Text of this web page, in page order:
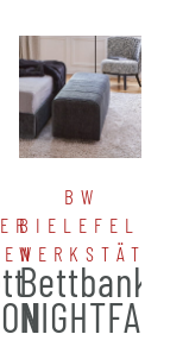
BW
BIELEFELDER
Bettbank
NIGHTFALL